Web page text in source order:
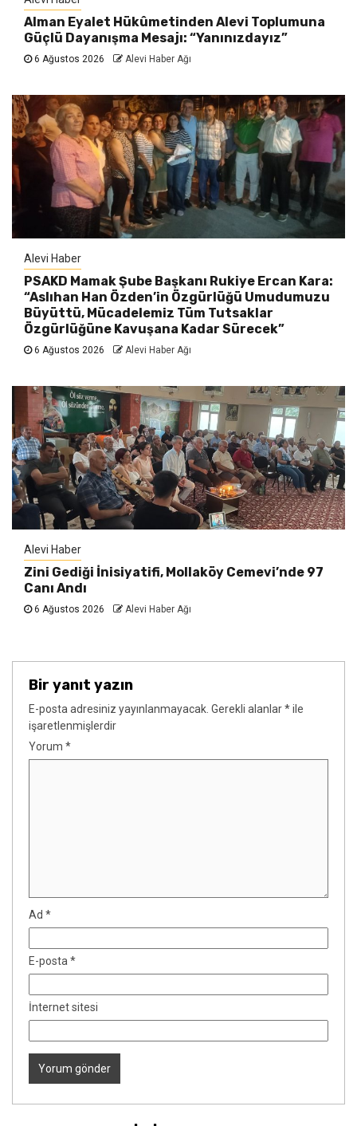
Alman Eyalet Hükûmetinden Alevi Toplumuna
Güçlü Dayanışma Mesajı: “Yanınızdayız”
6 Ağustos 2026 Alevi Haber Ağı
Alevi Haber
PSAKD Mamak Şube Başkanı Rukiye Ercan Kara:
“Aslıhan Han Özden’in Özgürlüğü Umudumuzu
Büyüttü, Mücadelemiz Tüm Tutsaklar
Özgürlüğüne Kavuşana Kadar Sürecek”
6 Ağustos 2026 Alevi Haber Ağı
Alevi Haber
Zini Gediği İnisiyatifi, Mollaköy Cemevi’nde 97
Canı Andı
6 Ağustos 2026 Alevi Haber Ağı
Bir yanıt yazın
E-posta adresiniz yayınlanmayacak. Gerekli alanlar*ile
işaretlenmişlerdir
Yorum *
Ad *
E-posta *
İnternet sitesi